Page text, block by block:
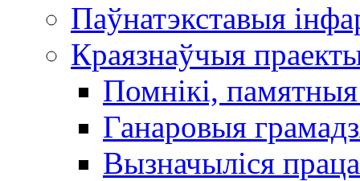
Паўнатэкставыя
Краязнаўчыя
Помнікі,
Ганаровыя
Вызначыліся